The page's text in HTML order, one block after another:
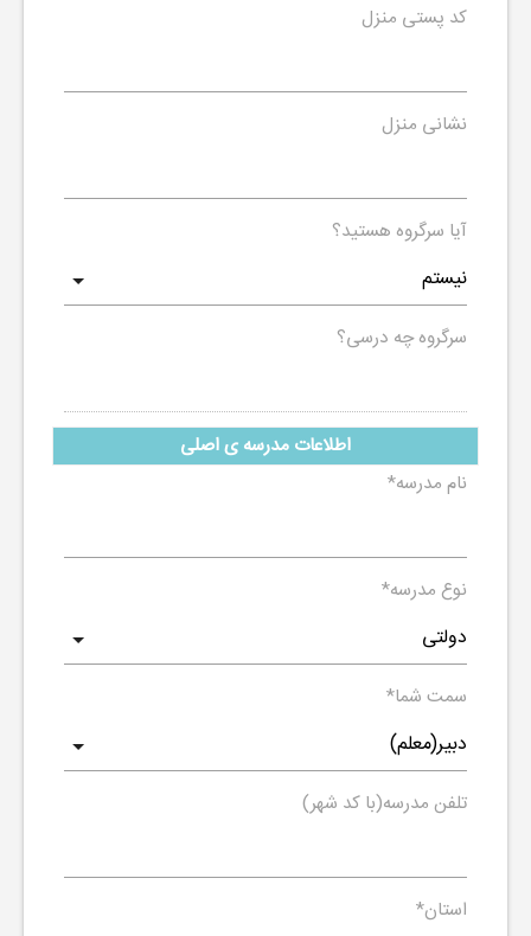
کد پستی منزل
نشانی منزل
آیا سرگروه هستید؟
سرگروه چه درسی؟
اطلاعات مدرسه ی اصلی
نام مدرسه*
نوع مدرسه*
سمت شما*
تلفن مدرسه(با کد شهر)
استان*